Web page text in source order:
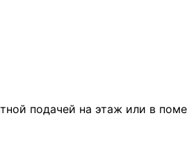
подачей на этаж или в